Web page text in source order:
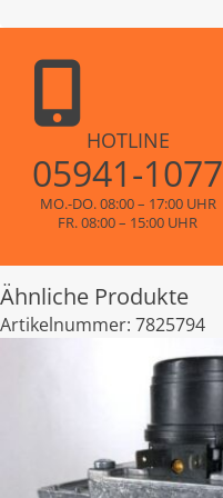
HOTLINE
05941-1077
MO.-DO. 08:00 – 17:00 UHR
FR. 08:00 – 15:00 UHR
Ähnliche Produkte
Artikelnummer: 7825794